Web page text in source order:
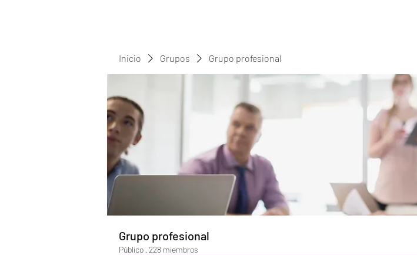
Inicio Grupos Grupo profesional
Grupo profesional
Público · 228 miembros